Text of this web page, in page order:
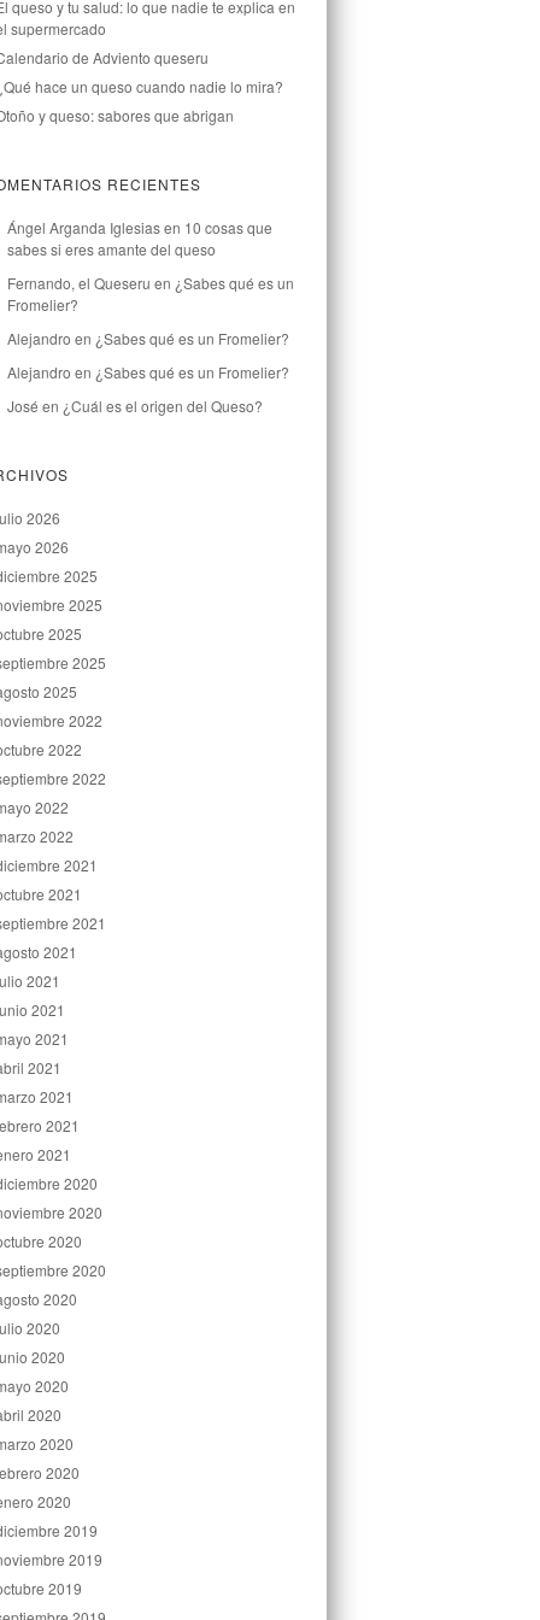
queso y tu salud: lo que nadie te explica en
supermercado
de Adviento queseru
hace un queso cuando nadie lo mira?
y queso: sabores que abrigan
RECIENTES
Ángel Arganda Iglesiasen 10 cosas que
sabes si eres amante del queso
Fernando, el Queseru en ¿Sabes qué es un
Fromelier?
Alejandro en ¿Sabes qué es un Fromelier?
Alejandro en ¿Sabes qué es un Fromelier?
José en ¿Cuál es el origen del Queso?
2026
2026
2025
2025
2025
2025
2025
2022
2022
2022
2022
2022
2021
2021
2021
2021
2021
2021
2021
2021
2021
2021
2021
2020
2020
2020
2020
2020
2020
2020
2020
2020
2020
2020
2020
2019
2019
2019